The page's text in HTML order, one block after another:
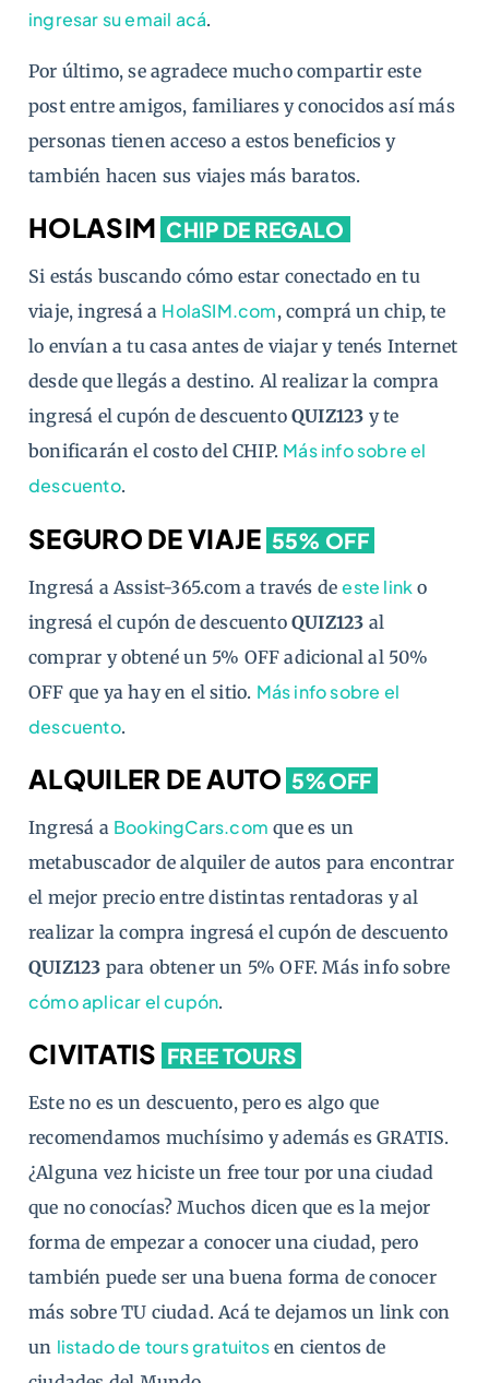
ingresar su email acá.
Por último, se agradece mucho compartir este
post entre amigos, familiares y conocidos así más
personas tienen acceso a estos beneficios y
también hacen sus viajes más baratos.
HOLASIM CHIP DE REGALO
Si estás buscando cómo estar conectado en tu
viaje, ingresá a HolaSIM.com, comprá un chip, te
lo envían a tu casa antes de viajar y tenés Internet
desde que llegás a destino. Al realizar la compra
ingresá el cupón de descuento QUIZ123 y te
bonificarán el costo del CHIP. Más info sobre el
descuento.
SEGURO DE VIAJE 55% OFF
Ingresá a Assist-365.com a través deeste link o
ingresá el cupón de descuento QUIZ123 al
comprar y obtené un 5% OFF adicional al 50%
OFF que ya hay en el sitio. Más info sobre el
descuento.
ALQUILER DE AUTO 5%OFF
Ingresá a BookingCars.com que es un
metabuscador de alquiler de autos para encontrar
el mejor precio entre distintas rentadoras y al
realizar la compra ingresá el cupón de descuento
QUIZ123 para obtener un 5% OFF. Más info sobre
cómo aplicar el cupón.
CIVITATIS FREE TOURS
Este no es un descuento, pero es algo que
recomendamos muchísimo y además es GRATIS.
¿Alguna vez hiciste un free tour por una ciudad
que no conocías? Muchos dicen que es la mejor
forma de empezar a conocer una ciudad, pero
también puede ser una buena forma de conocer
más sobre TU ciudad. Acá te dejamos un link con
un listado de tours gratuitosen cientos de